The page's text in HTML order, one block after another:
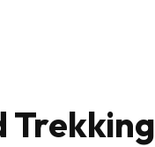
Trekking